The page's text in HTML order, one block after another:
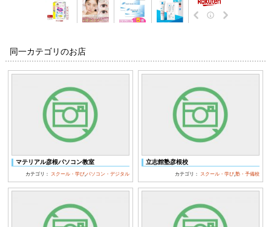
同一カテゴリのお店
マテリアル彦根パソコン教室
カテゴリ： スクール・学び パソコン・デジタル
立志館塾彦根校
カテゴリ： スクール・学び ,塾・予備校